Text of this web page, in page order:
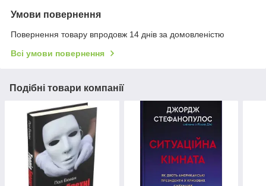
Умови повернення
Повернення товару впродовж 14 днів за домовленістю
Всі умови повернення
Подібні товари компанії